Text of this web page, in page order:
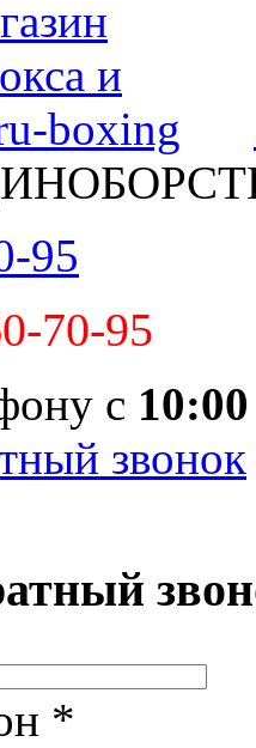
95
70-95
с 10:00
звонок
*